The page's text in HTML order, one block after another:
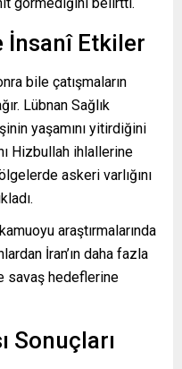
İnsanî Etkiler
bile çatışmaların
Lübnan Sağlık
yaşamını yitirdiğini
Hizbullah ihlallerine
askeri varlığını
araştırmalarında
İran’ın daha fazla
savaş hedeflerine
Sonuçları